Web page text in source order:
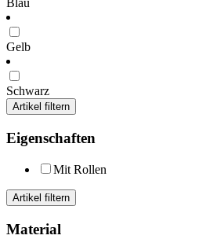
Gelb
Schwarz
Artikel filtern
Eigenschaften
Mit Rollen
Artikel filtern
Material